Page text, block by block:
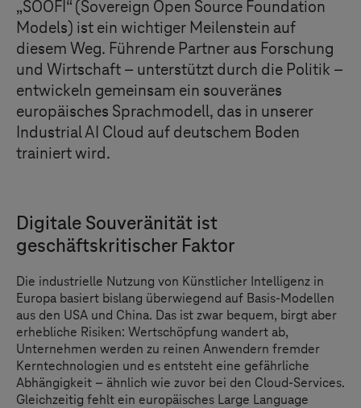
„SOOFI“ (Sovereign Open Source Foundation
Models) ist ein wichtiger Meilenstein auf
diesem Weg. Führende Partner aus Forschung
und Wirtschaft – unterstützt durch die Politik –
entwickeln gemeinsam ein souveränes
europäisches Sprachmodell, das in unserer
Industrial AI Cloud auf deutschem Boden
trainiert wird.
Digitale Souveränität ist
geschäftskritischer Faktor
Die industrielle Nutzung von Künstlicher Intelligenz in
Europa basiert bislang überwiegend auf Basis-Modellen
aus den USA und China. Das ist zwar bequem, birgt aber
erhebliche Risiken: Wertschöpfung wandert ab,
Unternehmen werden zu reinen Anwendern fremder
Kerntechnologien und es entsteht eine gefährliche
Abhängigkeit – ähnlich wie zuvor bei den Cloud-Services.
Gleichzeitig fehlt ein europäisches Large Language